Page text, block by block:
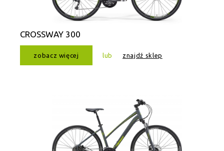
CROSSWAY 300
zobacz więcej lub znajdź sklep